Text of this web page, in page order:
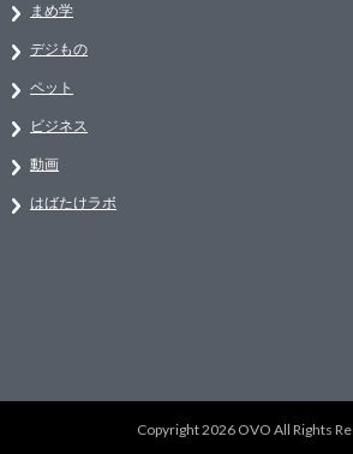
まめ学
デジもの
ペット
ビジネス
動画
はばたけラボ
Copyright 2026 OVO All Rights